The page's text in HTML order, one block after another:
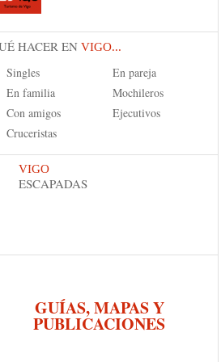
HACER EN VIGO...
Singles
En pareja
En familia
Mochileros
Con amigos
Ejecutivos
Cruceristas
VIGO
ESCAPADAS
GUÍAS, MAPAS Y
PUBLICACIONES